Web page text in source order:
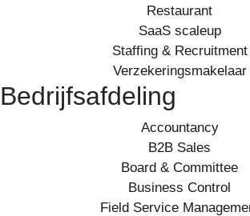
Restaurant
SaaS scaleup
Staffing & Recruitment
Verzekeringsmakelaar
Bedrijfsafdeling
Accountancy
B2B Sales
Board & Committee
Business Control
Field Service